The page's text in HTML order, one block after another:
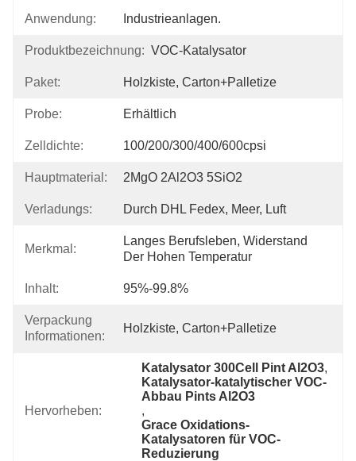
Anwendung: Industrieanlagen.
Produktbezeichnung: VOC-Katalysator
Paket: Holzkiste, Carton+Palletize
Probe: Erhältlich
Zelldichte: 100/200/300/400/600cpsi
Hauptmaterial: 2MgO 2Al2O3 5SiO2
Verladungs: Durch DHL Fedex, Meer, Luft
Merkmal:
Langes Berufsleben, Widerstand
Der Hohen Temperatur
Inhalt: 95%-99.8%
Verpackung
Informationen:
Holzkiste, Carton+Palletize
Hervorheben:
Katalysator 300Cell Pint Al2O3
Katalysator-katalytischer VOC-
Abbau Pints Al2O3
,
Grace Oxidations-
Katalysatoren für VOC-
Reduzierung